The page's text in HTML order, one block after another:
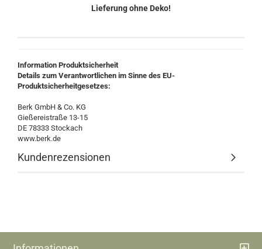
Lieferung ohne Deko!
Information Produktsicherheit
Details zum Verantwortlichen im Sinne des EU-
Produktsicherheitgesetzes:
Berk GmbH & Co. KG
Gießereistraße 13-15
DE 78333 Stockach
www.berk.de
Kundenrezensionen